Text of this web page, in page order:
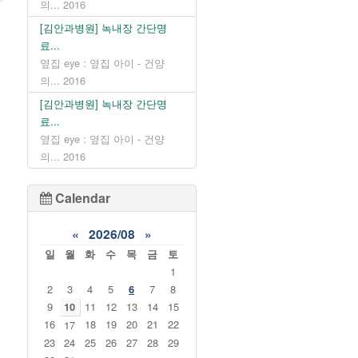
의... 2016
[김안과병원] 녹내장 간단명
료...
옆집 eye : 옆집 아이 - 건양
의... 2016
[김안과병원] 녹내장 간단명
료...
옆집 eye : 옆집 아이 - 건양
의... 2016
Calendar
« 2026/08 »
일 월 화 수 목 금
토
1
2
3 4 5 6 7
8
9
10 11 12 13 14
15
16
17 18 19 20 21
22
23 24 25 26 27 28
29